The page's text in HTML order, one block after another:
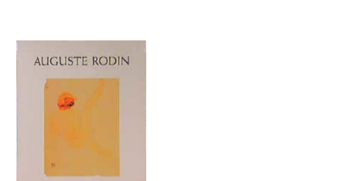
Bildergalerie überspringen